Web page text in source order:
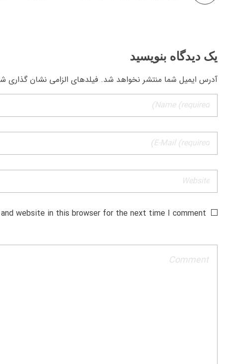
یک دیدگاه بنویسید
آدرس ایمیل شما منتشر نخواهد شد. فیلدهای الزامی نشان گذاری
and website in this browser for the next time I comment.